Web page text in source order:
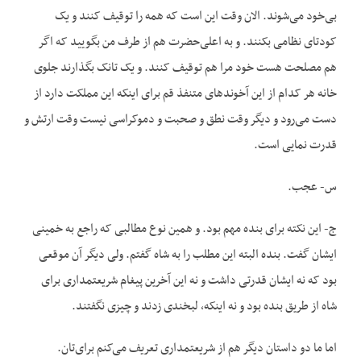
بی‌خود می‌شوند. الان وقت این است که همه را توقیف کنند و یک
کودتای نظامی بکنند. و به اعلی‌حضرت هم از طرف من بگویید که اگر
هم مصلحت هست خود مرا هم توقیف کنند. و یک تانک بگذارند جلوی
خانه هر کدام از این آخوندهای متنفذ قم برای اینکه این مملکت دارد از
دست می‌رود و دیگر وقت نطق و صحبت و دموکراسی نیست وقت ارتش و
قدرت نمایی است.
س- عجب.
ج- این نکته برای بنده مهم بود. و همین نوع مطالبی که راجع به خمینی
ایشان گفت. بنده البته این مطلب را به شاه گفتم. ولی دیگر آن موقعی
بود که نه ایشان قدرتی داشت و نه این آخرین پیغام شریعتمداری برای
شاه از طریق بنده بود و نه اینکه، لبخندی زدند و چیزی نگفتند.
اما ما دو داستان دیگر هم از شریعتمداری تعریف می‌کنم برای‌تان.